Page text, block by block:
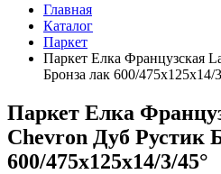
Главная
Каталог
Паркет
Паркет Елка Французская
Бронза лак 600/475х125х14/
Паркет Елка
Chevron Дуб Рустик
600/475х125х14/3/45°